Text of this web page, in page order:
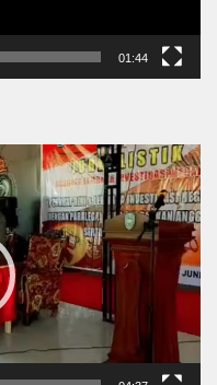
01:44